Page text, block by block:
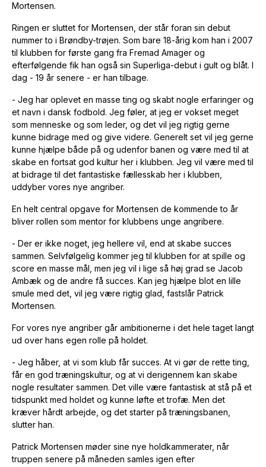
Mortensen.
Ringen er sluttet for Mortensen, der står foran sin debut
nummer to i Brøndby-trøjen. Som bare 18-årig kom han i 2007
til klubben for første gang fra Fremad Amager og
efterfølgende fik han også sin Superliga-debut i gult og blåt. I
dag - 19 år senere - er han tilbage.
- Jeg har oplevet en masse ting og skabt nogle erfaringer og
et navn i dansk fodbold. Jeg føler, at jeg er vokset meget
som menneske og som leder, og det vil jeg rigtig gerne
kunne bidrage med og give videre. Generelt set vil jeg gerne
kunne hjælpe både på og udenfor banen og være med til at
skabe en fortsat god kultur her i klubben. Jeg vil være med til
at bidrage til det fantastiske fællesskab her i klubben,
uddyber vores nye angriber.
En helt central opgave for Mortensen de kommende to år
bliver rollen som mentor for klubbens unge angribere.
- Der er ikke noget, jeg hellere vil, end at skabe succes
sammen. Selvfølgelig kommer jeg til klubben for at spille og
score en masse mål, men jeg vil i lige så høj grad se Jacob
Ambæk og de andre få succes. Kan jeg hjælpe blot en lille
smule med det, vil jeg være rigtig glad, fastslår Patrick
Mortensen.
For vores nye angriber går ambitionerne i det hele taget langt
ud over hans egen rolle på holdet.
- Jeg håber, at vi som klub får succes. At vi gør de rette ting,
får en god træningskultur, og at vi derigennem kan skabe
nogle resultater sammen. Det ville være fantastisk at stå på et
tidspunkt med holdet og kunne løfte et trofæ. Men det
kræver hårdt arbejde, og det starter på træningsbanen,
slutter han.
Patrick Mortensen møder sine nye holdkammerater, når
truppen senere på måneden samles igen efter